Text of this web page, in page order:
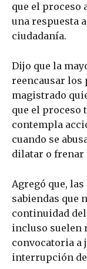
que el proceso
una respuesta
ciudadanía.
Dijo que la
reencausar los
magistrado
que el proceso
contempla
cuando se
dilatar o frenar
Agregó que,
sabiendas que
continuidad
incluso suelen
convocatoria a
interrupción